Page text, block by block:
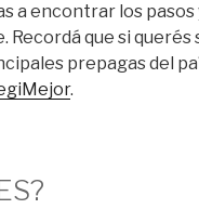
a encontrar los
Recordá que si
prepagas del
.